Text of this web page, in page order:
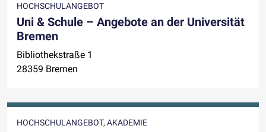
HOCHSCHULANGEBOT
Uni & Schule – Angebote an der Universität
Bremen
Bibliothekstraße 1
28359 Bremen
HOCHSCHULANGEBOT, AKADEMIE